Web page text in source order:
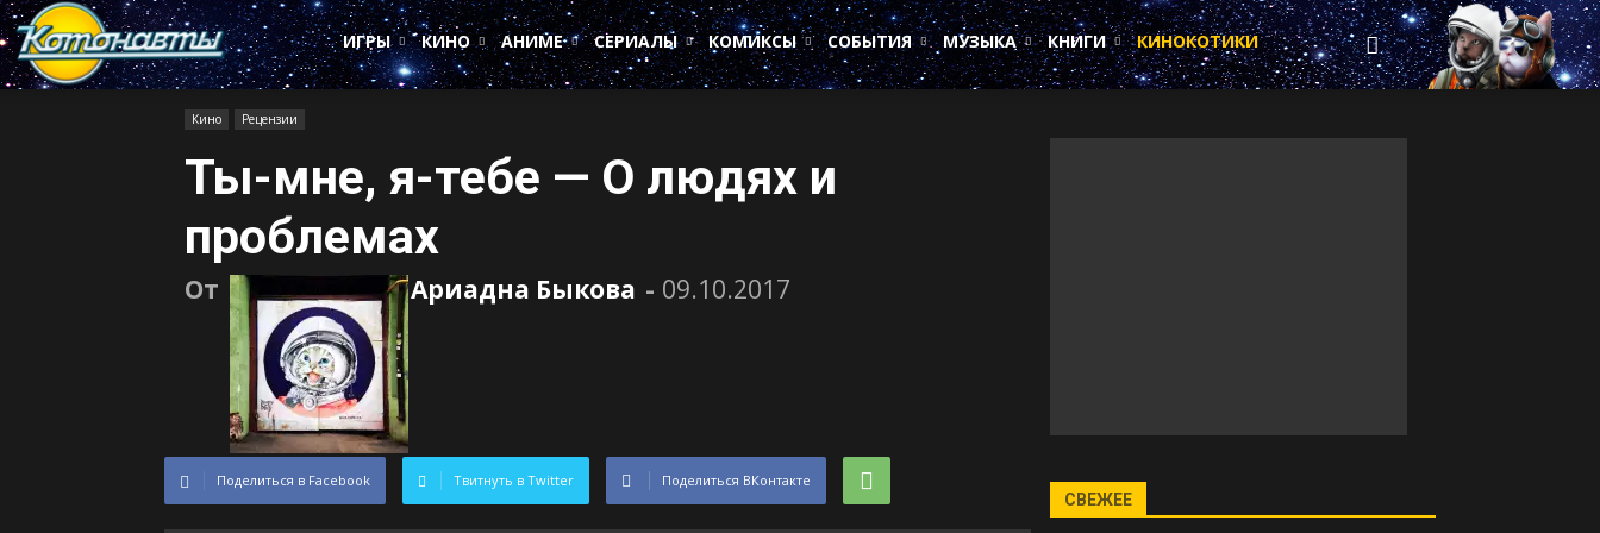
Котонавты
ИГРЫ
КИНО АНИМЕ СЕРИАЛЫ КОМИКСЫ СОБЫТИЯ МУЗЫКА КНИГИ КИНОКОТИКИ
Кино Рецензии
Ты-мне, я-тебе — О людях и
проблемах
От Ариадна Быкова - 09.10.2017
Поделиться в Facebook Твитнуть в Twitter Поделиться ВКонтакте
СВЕЖЕЕ